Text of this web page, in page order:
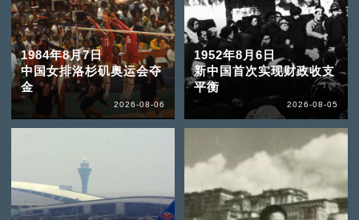
1984年8月7日
中国女排洛杉矶奥运会夺
金
2026-08-06
1952年8月6日
新中国首次实现财政收支
平衡
2026-08-05